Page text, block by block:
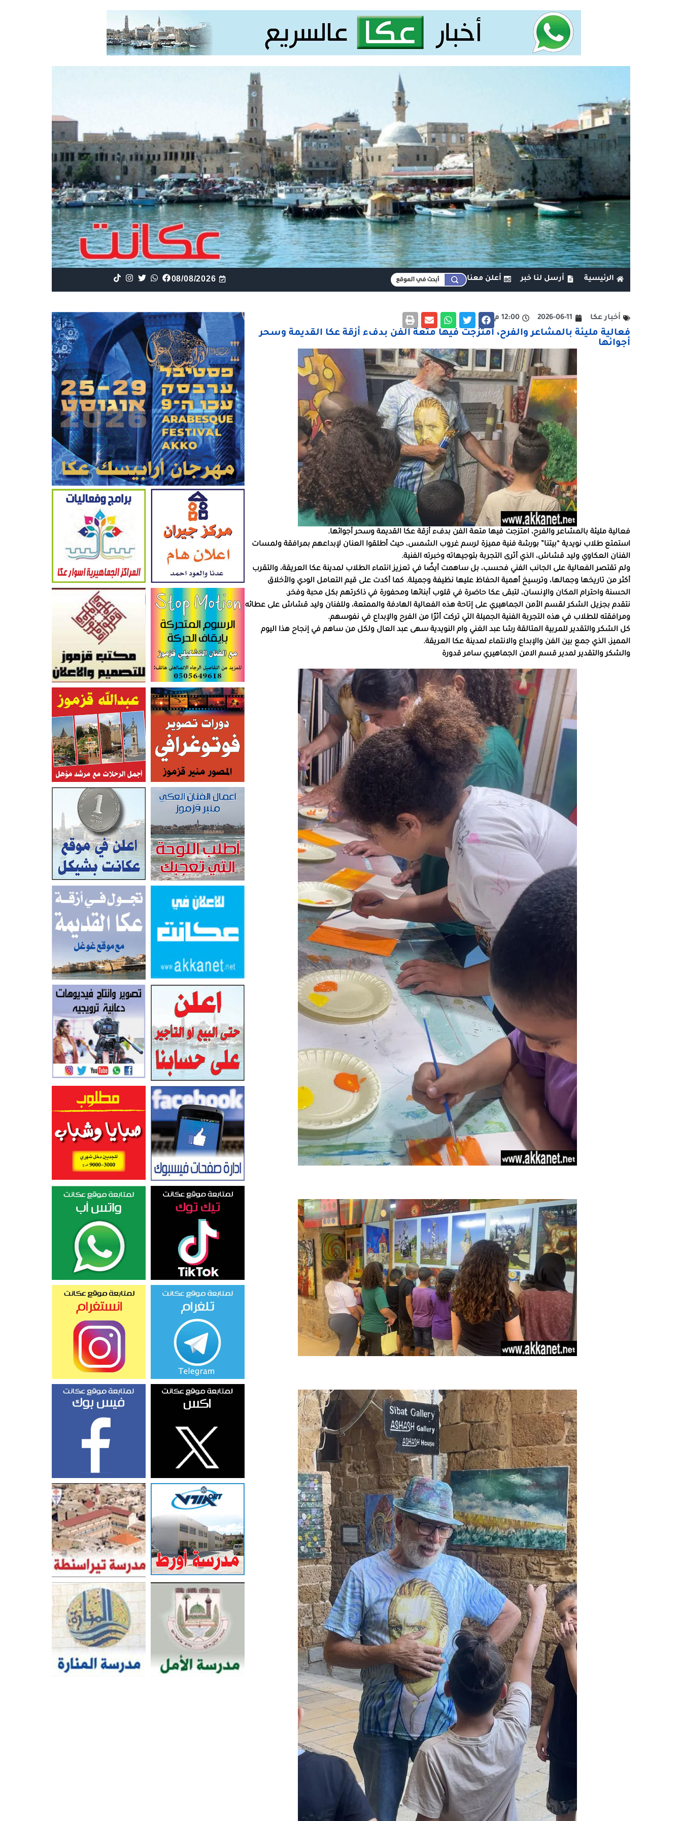
الرئيسية أرسل لنا خبر أعلن معنا 08/08/2026
أخبار عكا 2026-06-11 12:00 م
فعالية مليئة بالمشاعر والفرح، امتزجت فيها متعة الفن بدفء أزقة عكا القديمة وسحر
أجوائها
فعالية مليئة بالمشاعر والفرح، امتزجت فيها متعة الفن بدفء أزقة عكا القديمة وسحر أجوائها.
استمتع طلاب نويدية “بيتنا” بورشة فنية مميزة لرسم غروب الشمس، حيث أطلقوا العنان لإبداعهم بمرافقة ولمسات
الفنان العكاوي وليد قشاش، الذي أثرى التجربة بتوجيهاته وخبرته الفنية.
ولم تقتصر الفعالية على الجانب الفني فحسب، بل ساهمت أيضًا في تعزيز انتماء الطلاب لمدينة عكا العريقة، والتقرب
أكثر من تاريخها وجمالها، وترسيخ أهمية الحفاظ عليها نظيفة وجميلة. كما أكدت على قيم التعامل الودي والأخلاق
الحسنة واحترام المكان والإنسان، لتبقى عكا حاضرة في قلوب أبنائها ومحفورة في ذاكرتهم بكل محبة وفخر.
نتقدم بجزيل الشكر لقسم الأمن الجماهيري على إتاحة هذه الفعالية الهادفة والممتعة، وللفنان وليد قشاش على عطائه
ومرافقته للطلاب في هذه التجربة الفنية الجميلة التي تركت أثرًا من الفرح والإبداع في نفوسهم.
كل الشكر والتقدير للمربية المتالقة رشا عبد الغني وام النويدية سهى عبد العال ولكل من ساهم في إنجاح هذا اليوم
المميز، الذي جمع بين الفن والإبداع والانتماء لمدينة عكا العريقة.
والشكر والتقدير لمدير قسم الامن الجماهيري سامر قدورة